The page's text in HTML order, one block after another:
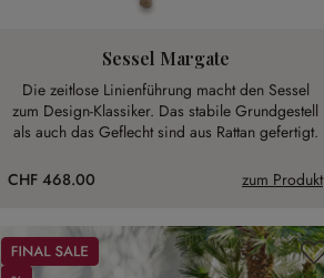
Sessel Margate
Die zeitlose Linienführung macht den Sessel
zum Design-Klassiker. Das stabile Grundgestell
als auch das Geflecht sind aus Rattan gefertigt.
CHF 468.00 zum Produkt
Sale